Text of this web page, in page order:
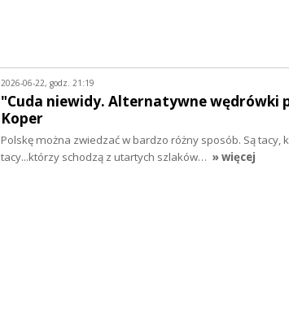
2026-06-22, godz. 21:19
"Cuda niewidy. Alternatywne wędrówki
Koper
Polskę można zwiedzać w bardzo różny sposób. Są
tacy...którzy schodzą z utartych szlaków… » więcej